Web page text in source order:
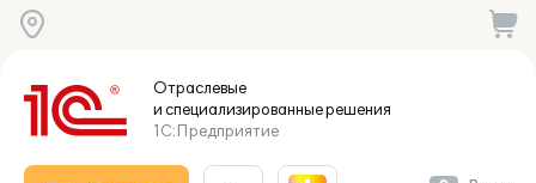
Отраслевые
и специализированныерешения
1С:Предприятие